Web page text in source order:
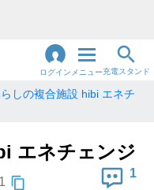
ログイン メニュー充電スタンド
る
しの複合施設 hibi エネチ
エネチェンジ
1